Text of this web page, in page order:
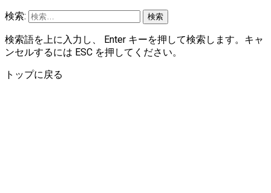
検索:
検索語を上に入力し、 Enter キーを押して検索します。キャ
ンセルするには ESC を押してください。
トップに戻る